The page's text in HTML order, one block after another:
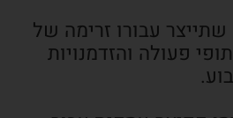
עבורו זרימה של
פעולה והזדמנויות